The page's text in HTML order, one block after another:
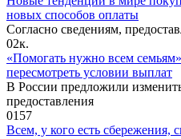
новых способов оплаты
Согласно сведениям,
02к.
«Помогать нужно всем
пересмотреть условии выплат
В России предложили
предоставления
0157
Всем, у кого есть сбережения,